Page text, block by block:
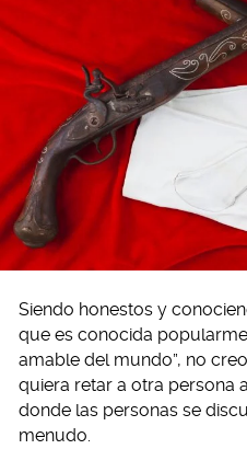
Siendo honestos y
que es conocida
amable del mundo”, no
quiera retar a otra persona
donde las personas se
menudo.